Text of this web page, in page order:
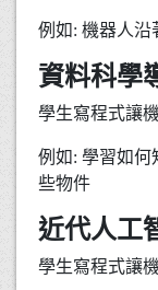
例如: 機器人沿
資料科學
學生寫程式讓
例如: 學習如何
些物件
近代人工
學生寫程式讓